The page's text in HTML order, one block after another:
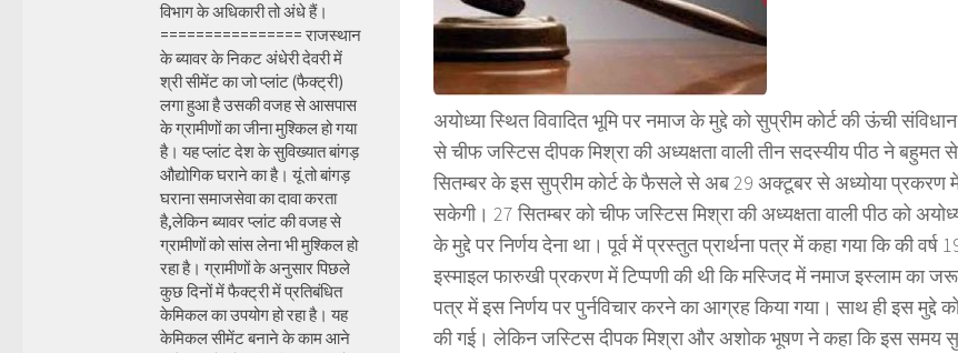
अयोध्या स्थित विवादित भूमि पर नमाज के मुद्दे को सुप्रीम कोर्ट की ऊंची
से चीफ जस्टिस दीपक मिश्रा की अध्यक्षता वाली तीन सदस्यीय पीठ ने बहुमत
सितम्बर के इस सुप्रीम कोर्ट के फैसले से अब 29 अक्टूबर से अध्योया प्रकरण में
सकेगी। 27 सितम्बर को चीफ जस्टिस मिश्रा की अध्यक्षता वाली पीठ को
के मुद्दे पर निर्णय देना था। पूर्व में प्रस्तुत प्रार्थना पत्र में कहा गया कि की वर्ष
इस्माइल फारुखी प्रकरण में टिप्पणी की थी कि मस्जिद में नमाज इस्लाम का
पत्र में इस निर्णय पर पुर्नविचार करने का आग्रह किया गया। साथ ही इस मुद्दे
की गई। लेकिन जस्टिस दीपक मिश्रा और अशोक भूषण ने कहा कि इस समय
विभाग के अधिकारी तो अंधे हैं।
================ राजस्थान
के ब्यावर के निकट अंधेरी देवरी में
श्री सीमेंट का जो प्लांट (फैक्ट्री)
लगा हुआ है उसकी वजह से आसपास
के ग्रामीणों का जीना मुश्किल हो गया
है। यह प्लांट देश के सुविख्यात बांगड़
औद्योगिक घराने का है। यूं तो बांगड़
घराना समाजसेवा का दावा करता
है,लेकिन ब्यावर प्लांट की वजह से
ग्रामीणों को सांस लेना भी मुश्किल हो
रहा है। ग्रामीणों के अनुसार पिछले
कुछ दिनों में फैक्ट्री में प्रतिबंधित
केमिकल का उपयोग हो रहा है। यह
केमिकल सीमेंट बनाने के काम आने